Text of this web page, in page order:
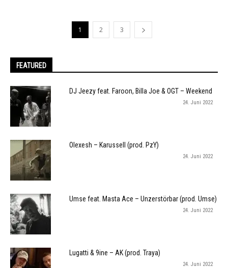
1 2 3
FEATURED
DJ Jeezy feat. Faroon, Billa Joe & OGT – Weekend
24. Juni 2022
Olexesh – Karussell (prod. PzY)
24. Juni 2022
Umse feat. Masta Ace – Unzerstörbar (prod. Umse)
24. Juni 2022
Lugatti & 9ine – AK (prod. Traya)
24. Juni 2022